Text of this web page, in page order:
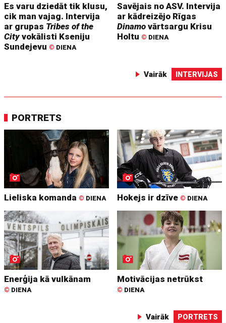
Es varu dziedāt tik klusu,
cik man vajag. Intervija
ar grupas Tribes of the
Cityvokālisti Kseniju
Sundejevu © DIENA
Savējais no ASV. Intervija
ar kādreizējo Rīgas
Dinamo vārtsargu Krisu
Holtu © DIENA
Vairāk INTERVIJAS
PORTRETS
Lieliska komanda © DIENA Hokejs ir dzīve © DIENA
Enerģija kā vulkānam
© DIENA
Motivācijas netrūkst
© DIENA
Vairāk PORTRETS